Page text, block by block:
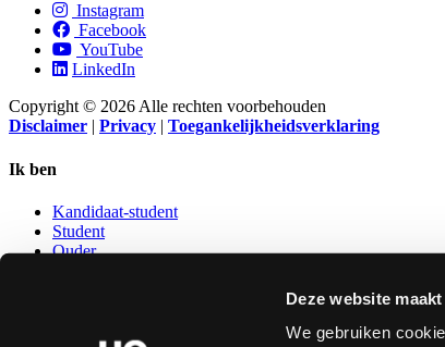
Deze website
We gebruiken
Instagram
Facebook
YouTube
LinkedIn
Copyright © 2026 Alle rechten voorbehouden
Disclaimer | Privacy | Toegankelijkheidsverklaring
Ik ben
Kandidaat-student
Student
Ouder